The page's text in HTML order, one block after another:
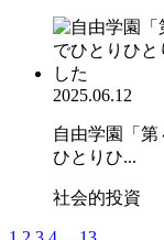
2025.06.12
自由学園「
ひとりひ...
社会的投資